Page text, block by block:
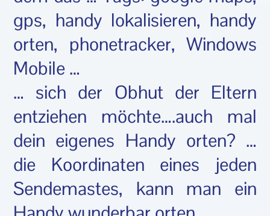
gps, handy lokalisieren, handy
orten, phonetracker, Windows
Mobile …
… sich der Obhut der Eltern
entziehen möchte….auch mal
dein eigenes Handy orten? …
die Koordinaten eines jeden
Sendemastes, kann man ein